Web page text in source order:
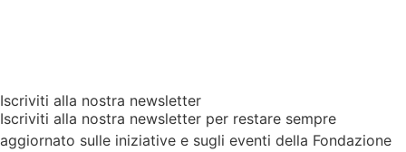
Iscriviti alla nostra newsletter
Iscriviti alla nostra newsletter per restare sempre
aggiornato sulle iniziative e sugli eventi della Fondazione